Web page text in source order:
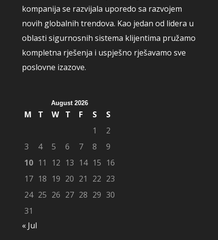
kompanija se razvijala uporedo sa razvojem
novih globalnih trendova. Kao jedan od lidera u
oblasti sigurnosnih sistema klijentima pružamo
kompletna rješenja i uspješno rješavamo sve
poslovne izazove.
August 2026
M T W T F S
S
1
2
3
4 5 6 7 8
9
10 11 12 13 14 15 16
17 18 19 20 21 22 23
24 25 26 27 28 29 30
31
« Jul